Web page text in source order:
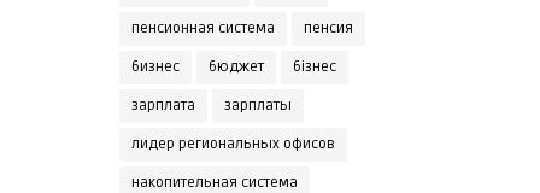
пенсионная система пенсия
бизнес бюджет бізнес
зарплата зарплаты
лидер региональных офисов
накопительная система